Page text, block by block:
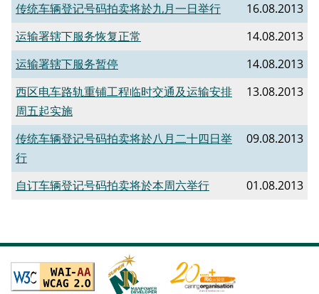
传统车辆登记号码拍卖将於九月一日举行
16.08.2013
运输署辖下服务恢复正常
14.08.2013
运输署辖下服务暂停
14.08.2013
西区电车路轨重铺工程临时交通及运输安排
周五起实施
13.08.2013
传统车辆登记号码拍卖将於八月二十四日举
行
09.08.2013
自订车辆登记号码拍卖将於本周六举行 01.08.2013